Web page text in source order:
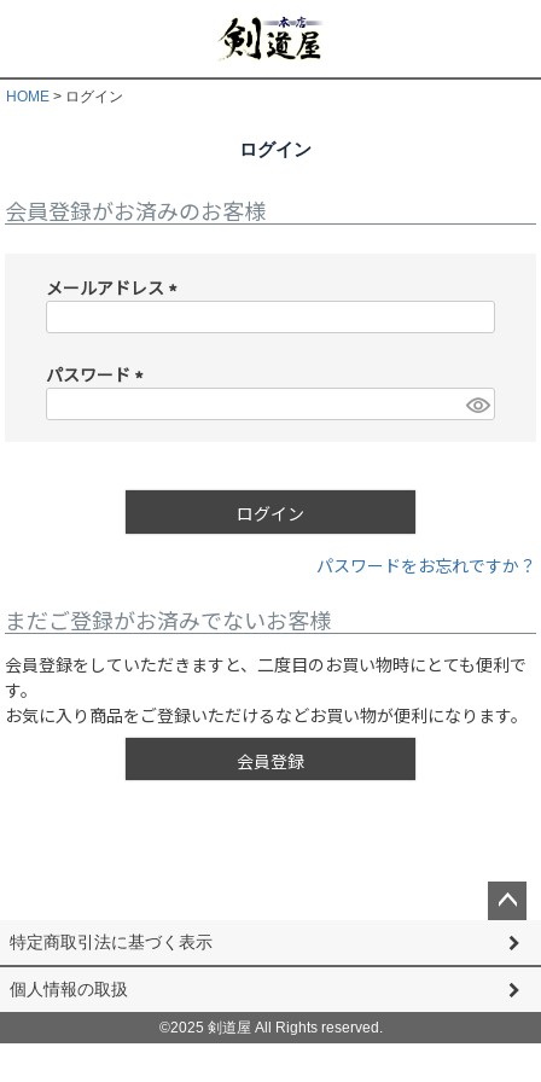
HOME ログイン
ログイン
会員登録がお済みのお客様
メールアドレス
)
パスワード
)
ログイン
パスワードをお忘れですか？
まだご登録がお済みでないお客様
会員登録をしていただきますと、二度目のお買い物時にとても便利で
す。
お気に入り商品をご登録いただけるなどお買い物が便利になります。
会員登録
ペー
ップ
へ
特定商取引法に基づく表示
個人情報の取扱
©2025 剣道屋 All Rights reserved.